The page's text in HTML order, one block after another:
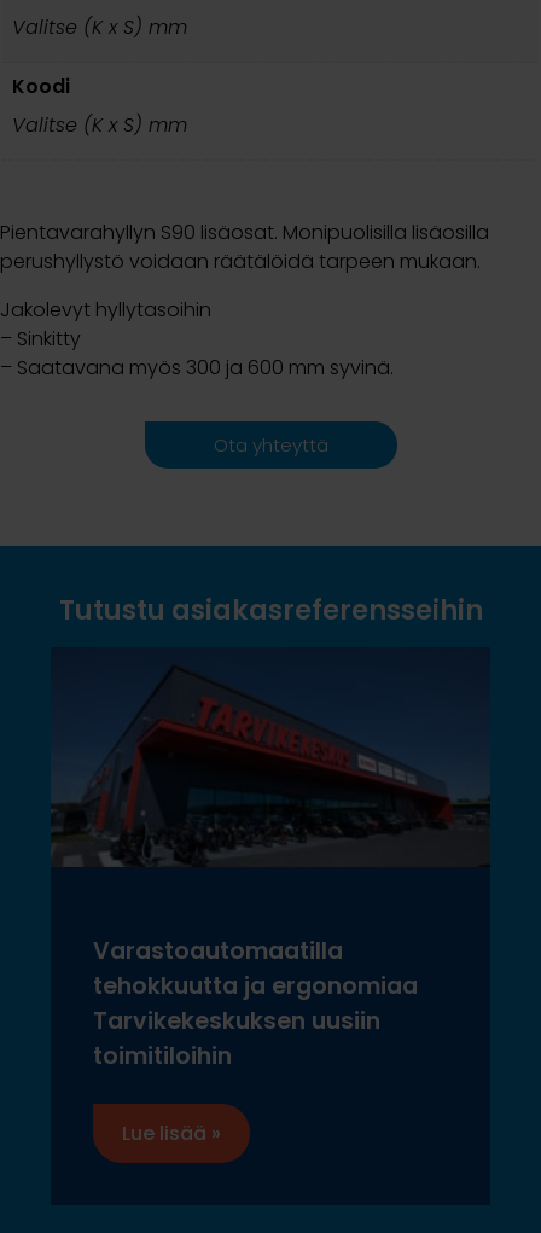
Valitse (K x S) mm
Koodi
Valitse (K x S) mm
Pientavarahyllyn S90 lisäosat. Monipuolisilla lisäosilla
perushyllystö voidaan räätälöidä tarpeen mukaan.
Jakolevyt hyllytasoihin
– Sinkitty
– Saatavana myös 300 ja 600 mm syvinä.
Ota yhteyttä
Tutustu asiakasreferensseihin
Varastoautomaatilla
tehokkuutta ja ergonomiaa
Tarvikekeskuksen uusiin
toimitiloihin
Lue lisää »